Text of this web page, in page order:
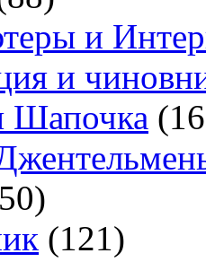
и
и
Шапочка
(121)